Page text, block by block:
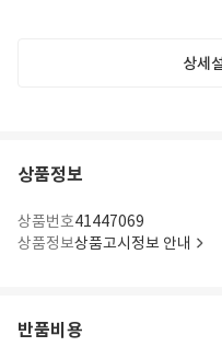
상세
상품정보
상품번호41447069
상품정보상품고시정보 안내
반품비용